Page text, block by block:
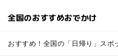
全国のおすすめおでかけ
おすすめ！全国の「日帰り」スポ